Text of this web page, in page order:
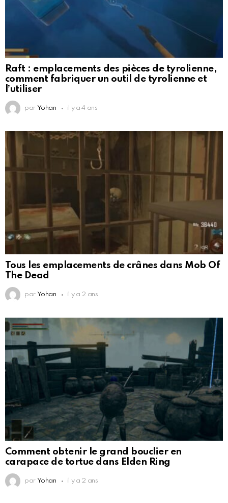
Raft : emplacements des pièces de tyrolienne,
comment fabriquer un outil de tyrolienne et
l’utiliser
par Yohan il y a 4 ans
Tous les emplacements de crânes dans Mob Of
The Dead
par Yohan il y a 2 ans
Comment obtenir le grand bouclier en
carapace de tortue dans Elden Ring
par Yohan il y a 2 ans